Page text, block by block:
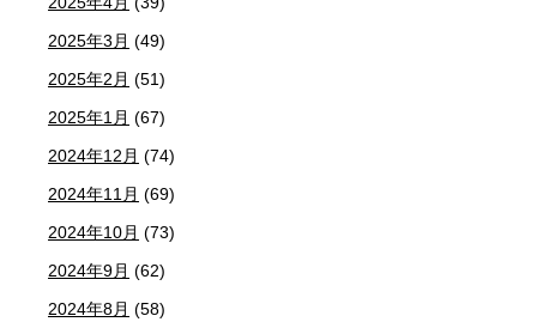
2025年3月 (49)
2025年2月 (51)
2025年1月 (67)
2024年12月 (74)
2024年11月 (69)
2024年10月 (73)
2024年9月 (62)
2024年8月 (58)